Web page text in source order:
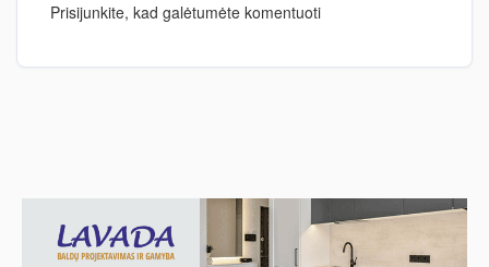
Prisijunkite, kad galėtumėte komentuoti